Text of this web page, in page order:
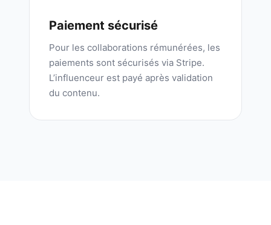
Paiement sécurisé
Pour les collaborations rémunérées, les
paiements sont sécurisés via Stripe.
L’influenceur est payé après validation
du contenu.